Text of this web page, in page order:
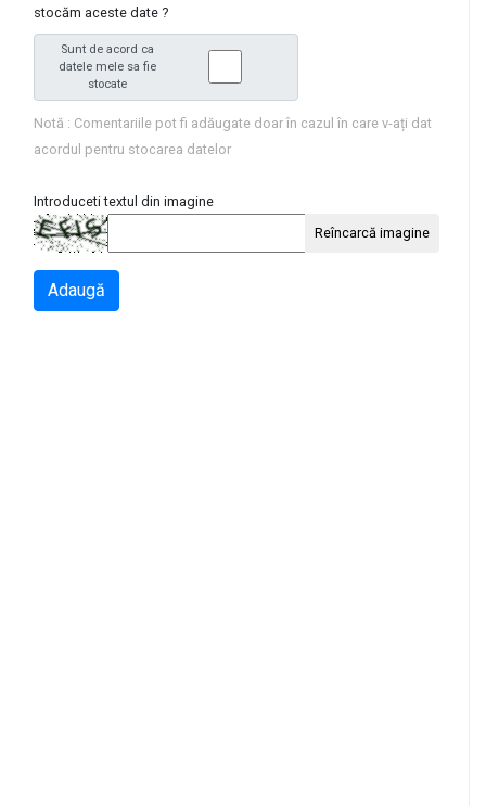
stocăm aceste date ?
Sunt de acord ca
datele mele sa fie
stocate
Notă : Comentariile pot fi adăugate doar în cazul în care v-ați dat
acordul pentru stocarea datelor
Introduceti textul din imagine
Reîncarcă imagine
Adaugă